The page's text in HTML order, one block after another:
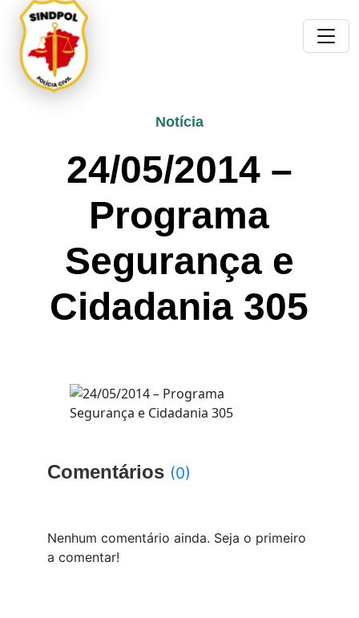
Notícia
24/05/2014 –
Programa
Segurança e
Cidadania 305
Comentários (0)
Nenhum comentário ainda. Seja o primeiro
a comentar!